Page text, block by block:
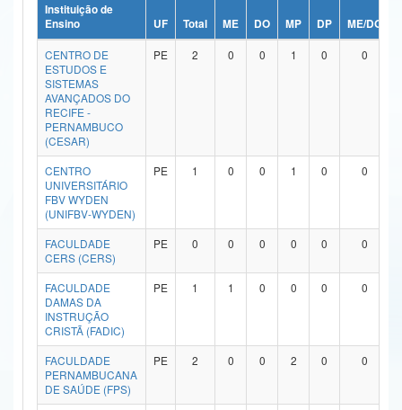
Ministério da Ciência, Tecnologia, Inovações e Comunicações
Ministério do Meio Ambiente
Ministério do Turismo
Ministério do Desenvolvimento Regional
Controladoria-Geral da União
Ministério da Mulher, da Família e dos Direitos Humanos
Secretaria-Geral
Secretaria de Governo
Gabinete de Segurança Institucional
Advocacia-Geral da União
Banco Central do Brasil
Instituição de
Ensino
UF Total ME DO MP DP ME/DO
CENTRO DE
ESTUDOS E
SISTEMAS
AVANÇADOS DO
RECIFE -
PERNAMBUCO
(CESAR)
PE 2 0 0 1 0 0
CENTRO
UNIVERSITÁRIO
FBV WYDEN
(UNIFBV-WYDEN)
PE 1 0 0 1 0 0
FACULDADE
CERS (CERS)
PE 0 0 0 0 0 0
FACULDADE
DAMAS DA
INSTRUÇÃO
CRISTÃ (FADIC)
PE 1 1 0 0 0 0
FACULDADE
PERNAMBUCANA
DE SAÚDE (FPS)
PE 2 0 0 2 0 0